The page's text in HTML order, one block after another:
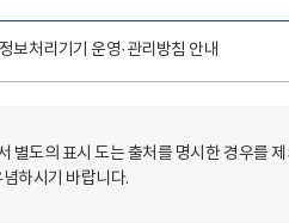
보처리기기 운영·관리방침 안내
도의 표시 도는 출처를 명시한 경우를
하시기 바랍니다.